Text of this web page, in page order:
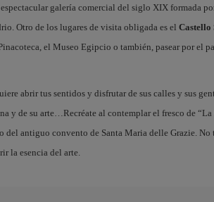
galería comercial del siglo XIX formada
Otro de los lugares de visita obligada es el Castello
el Museo Egipcio o también, pasear por el
abrir tus sentidos y disfrutar de sus calles y sus
y de su arte…Recréate al contemplar el fresco de
del antiguo convento de Santa Maria delle Grazie. No
la esencia del arte.